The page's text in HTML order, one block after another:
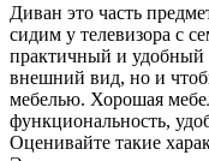
Диван это часть
сидим у телевизора с
практичный и удобный
внешний вид, но и
мебелью. Хорошая
функциональность,
Оценивайте такие